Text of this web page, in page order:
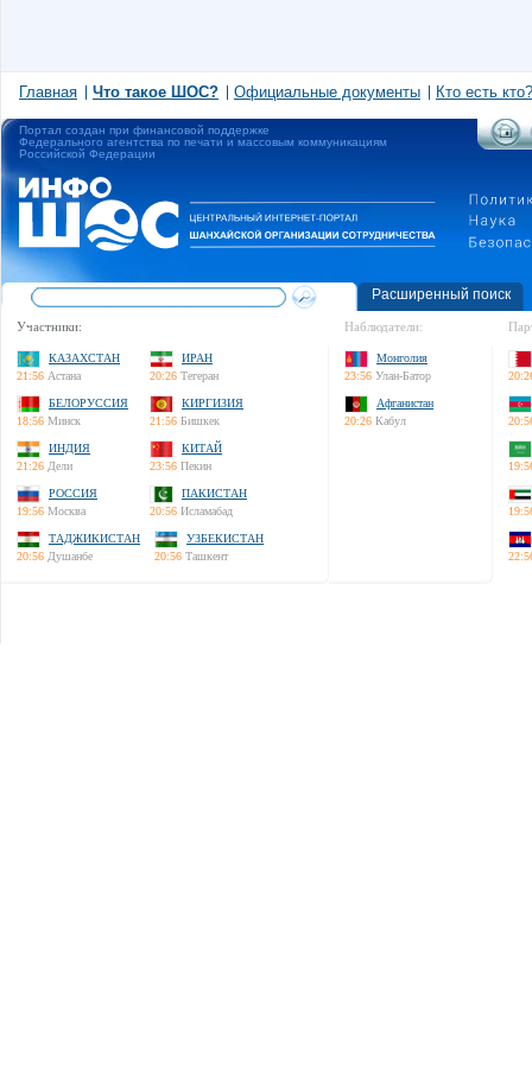
Главная Что такое ШОС? Официальные документы Кто есть кто?
Портал создан при финансовой поддержке
Федерального агентства по печати и массовым коммуникациям
Российской Федерации
Расширенный поиск
Участники:
КАЗАХСТАН
21:56 Астана
ИРАН
20:26 Тегеран
БЕЛОРУССИЯ
18:56 Минск
КИРГИЗИЯ
21:56 Бишкек
ИНДИЯ
21:26 Дели
КИТАЙ
23:56 Пекин
РОССИЯ
19:56 Москва
ПАКИСТАН
20:56 Исламабад
ТАДЖИКИСТАН
20:56 Душанбе
УЗБЕКИСТАН
20:56 Ташкент
Наблюдатели:
Монголия
23:56 Улан-Батор
Афганистан
20:26 Кабул